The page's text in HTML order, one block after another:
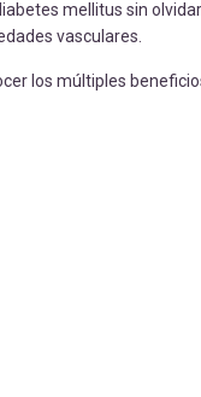
mellitus sin
vasculares.
los múltiples